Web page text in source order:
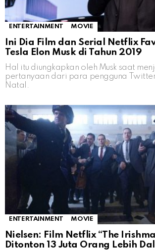
ENTERTAINMENT MOVIE
Ini Dia Film dan Serial Netflix
Tesla Elon Musk di Tahun 2019
Hal itu diungkapkan oleh Musk saat
pertanyaan dari para pengguna
Natal.
ENTERTAINMENT MOVIE
Nielsen: Film Netflix “The
Ditonton 13 Juta Orang Lebih